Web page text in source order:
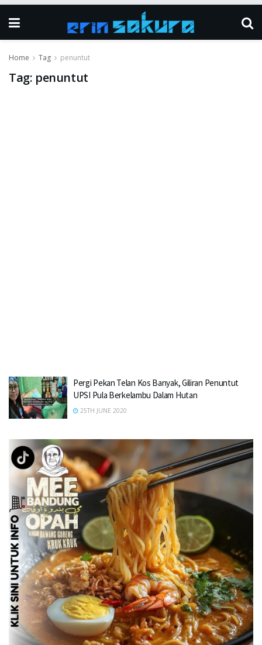
Home Tag penuntut
Tag: penuntut
Pergi Pekan Telan Kos Banyak, Giliran Penuntut
UPSI Pula Berkelambu Dalam Hutan
25TH JUNE 2020